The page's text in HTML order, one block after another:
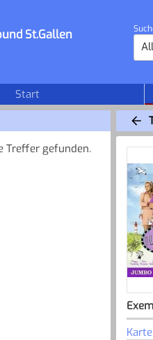
St.Gallen
Start
Treffer gefunden.